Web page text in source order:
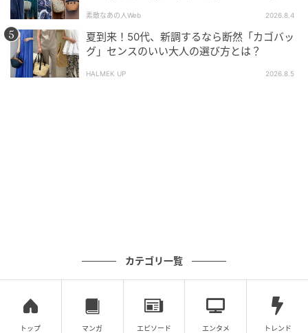
暮らしニスタ
前面にはブランドロゴと、カウガール姿のハローキテ
ィがプリントされています。ここでしか出会えない、
素敵なあの人Web 2026.8.4
夏到来！50代、新調するなら断然「カゴバッ
グ」センスのいい大人の選び方とは？
HALMEK UP 2026.8.5
カテゴリ一覧
トップ マンガ エピソード エンタメ トレンド